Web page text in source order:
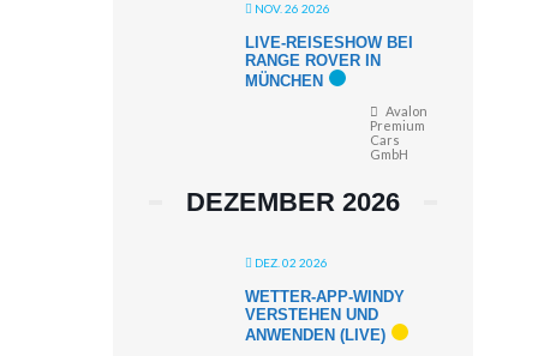
NOV. 26 2026
LIVE-REISESHOW BEI
RANGE ROVER IN
MÜNCHEN
Avalon
Premium
Cars
GmbH
DEZEMBER 2026
DEZ. 02 2026
WETTER-APP-WINDY
VERSTEHEN UND
ANWENDEN (LIVE)